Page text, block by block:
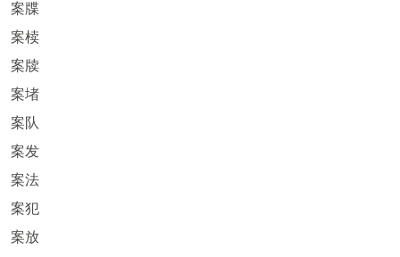
案牒
案椟
案牍
案堵
案队
案发
案法
案犯
案放